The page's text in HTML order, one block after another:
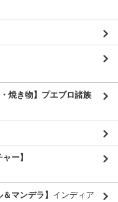
焼き物】プエブロ諸族
ー】
マンデラ】 インディア